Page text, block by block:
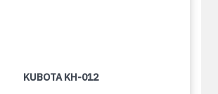
KUBOTA KH-012